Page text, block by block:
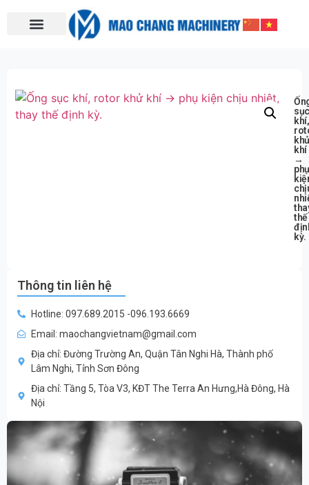
sục
khí,
khí
→
phụ
thế
kỳ.
Thông tin liên hệ
Hotline: 097.689.2015 -096.193.6669
Email: maochangvietnam@gmail.com
Địa chỉ: Đường Trường An, Quận Tân Nghi Hà, Thành phố
Lâm Nghi, Tỉnh Sơn Đông
Địa chỉ: Tầng 5, Tòa V3, KĐT The Terra An Hưng,Hà Đông, Hà
Nội